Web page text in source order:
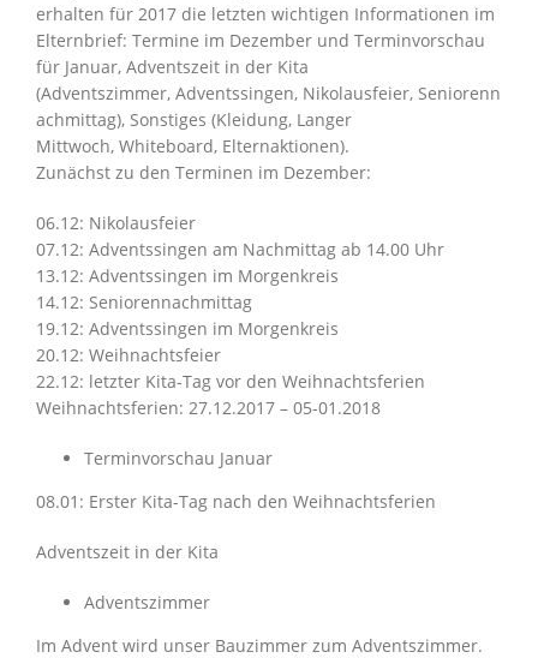
erhalten für 2017 die letzten wichtigen Informationen im
Elternbrief: Termine im Dezember und Terminvorschau
für Januar, Adventszeit in der Kita
(Adventszimmer, Adventssingen, Nikolausfeier, Seniorenn
achmittag), Sonstiges (Kleidung, Langer
Mittwoch, Whiteboard, Elternaktionen).
Zunächst zu den Terminen im Dezember:
06.12: Nikolausfeier
07.12: Adventssingen am Nachmittag ab 14.00 Uhr
13.12: Adventssingen im Morgenkreis
14.12: Seniorennachmittag
19.12: Adventssingen im Morgenkreis
20.12: Weihnachtsfeier
22.12: letzter Kita-Tag vor den Weihnachtsferien
Weihnachtsferien: 27.12.2017 – 05-01.2018
Terminvorschau Januar
08.01: Erster Kita-Tag nach den Weihnachtsferien
Adventszeit in der Kita
Adventszimmer
Im Advent wird unser Bauzimmer zum Adventszimmer.